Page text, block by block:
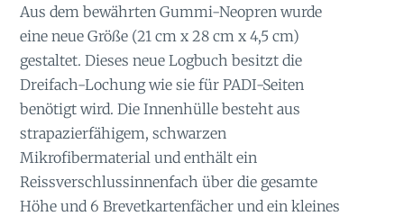
Aus dem bewährten Gummi-Neopren wurde
eine neue Größe (21 cm x 28 cm x 4,5 cm)
gestaltet. Dieses neue Logbuch besitzt die
Dreifach-Lochung wie sie für PADI-Seiten
benötigt wird. Die Innenhülle besteht aus
strapazierfähigem, schwarzen
Mikrofibermaterial und enthält ein
Reissverschlussinnenfach über die gesamte
Höhe und 6 Brevetkartenfächer und ein kleines